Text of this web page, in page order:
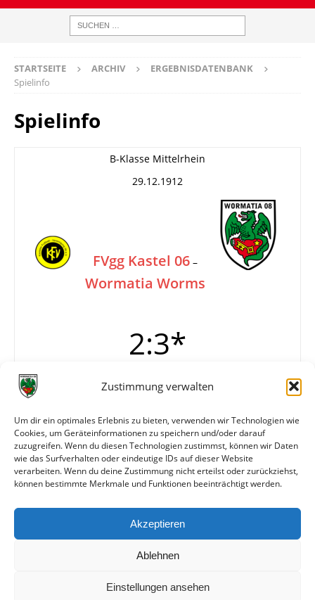
Zustimmung verwalten
Um dir ein optimales Erlebnis zu bieten, verwenden wir Technologien wie
Cookies, um Geräteinformationen zu speichern und/oder darauf
zuzugreifen. Wenn du diesen Technologien zustimmst, können wir Daten
wie das Surfverhalten oder eindeutige IDs auf dieser Website
verarbeiten. Wenn du deine Zustimmung nicht erteilst oder zurückziehst,
können bestimmte Merkmale und Funktionen beeinträchtigt werden.
Akzeptieren
Ablehnen
Einstellungen ansehen
STARTSEITE ARCHIV
ERGEBNISDATENBANK
Spielinfo
Spielinfo
B-Klasse Mittelrhein
29.12.1912
FVgg Kastel 06 –
Wormatia Worms
2:3*
Info
*Das Spiel wurde am 29.12.1912 beim Stand von
Wiederholungsspiel am 19.01.1913 (?), Ergebnis
unbekannt, wurde aus unbekannten Gründen für
Kastel gewertet
Alle bisherigen Partien der beiden Mannschaften
anzeigen